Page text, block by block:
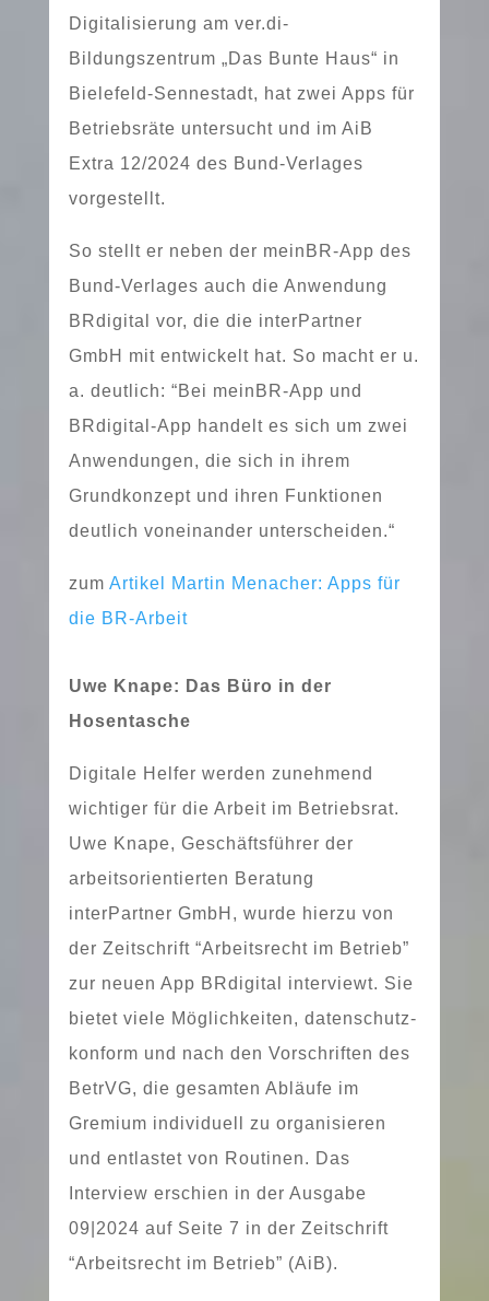
Digitalisierung am ver.di-
Bildungszentrum „Das Bunte Haus“ in
Bielefeld-Sennestadt, hat zwei Apps für
Betriebsräte unter­sucht und im AiB
Extra 12/2024 des Bund-Verlages
vorgestellt.
So stellt er neben der meinBR-App des
Bund-Verlages auch die Anwendung
BRdigital vor, die die interPartner
GmbH mit ent­wi­ckelt hat. So macht er u.
a. deut­lich: “Bei meinBR-App und
BRdigital-App han­delt es sich um zwei
Anwendungen, die sich in ihrem
Grundkonzept und ihren Funktionen
deut­lich von­ein­an­der unterscheiden.“
zum Artikel Martin Menacher: Apps für
die BR-Arbeit
Uwe Knape: Das Büro in der
Hosentasche
Digitale Helfer wer­den zuneh­mend
wich­ti­ger für die Arbeit im Betriebsrat.
Uwe Knape, Geschäftsführer der
arbeits­ori­en­tier­ten Beratung
interPartner GmbH, wur­de hier­zu von
der Zeitschrift “Arbeitsrecht im Betrieb”
zur neu­en App BRdigital inter­viewt. Sie
bie­tet vie­le Möglichkeiten, daten­schutz­
kon­form und nach den Vorschriften des
BetrVG, die gesam­ten Abläufe im
Gremium indi­vi­du­ell zu orga­ni­sie­ren
und ent­las­tet von Routinen. Das
Interview erschien in der Ausgabe
09|2024 auf Seite 7 in der Zeitschrift
“Arbeitsrecht im Betrieb” (AiB).